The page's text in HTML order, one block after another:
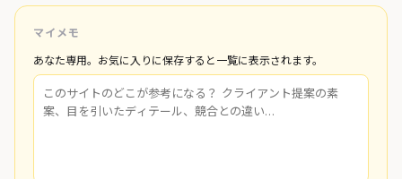
マイメモ
あなた専用。お気に入りに保存すると一覧に表示されます。